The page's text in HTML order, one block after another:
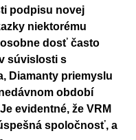
podpisu novej
niektorému
dosť často
súvislosti s
Diamanty priemyslu
období
evidentné, že VRM
spoločnosť, a